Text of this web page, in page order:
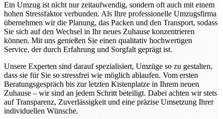
Ein Umzug ist nicht nur zeitaufwendig, sondern oft auch mit einem
hohen Stressfaktor verbunden. Als Ihre professionelle Umzugsfirma
übernehmen wir die Planung, das Packen und den Transport, sodass
Sie sich auf den Wechsel in Ihr neues Zuhause konzentrieren
können. Mit uns genießen Sie einen qualitativ hochwertigen
Service, der durch Erfahrung und Sorgfalt geprägt ist.
Unsere Experten sind darauf spezialisiert, Umzüge so zu gestalten,
dass sie für Sie so stressfrei wie möglich ablaufen. Vom ersten
Beratungsgespräch bis zur letzten Kistenplatze in Ihrem neuen
Zuhause – wir sind an jedem Schritt beteiligt. Dabei achten wir stets
auf Transparenz, Zuverlässigkeit und eine präzise Umsetzung Ihrer
individuellen Wünsche.